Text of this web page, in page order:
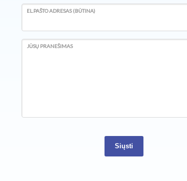
EL.PAŠTO ADRESAS (BŪTINA)
JŪSŲ PRANEŠIMAS
Siųsti